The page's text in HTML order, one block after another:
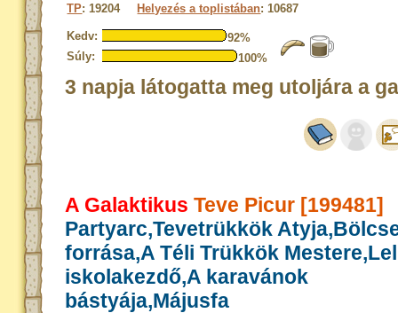
TP: 19204 Helyezés a toplistában: 10687
Kedv:
92%
Súly:
100%
3 napja látogatta meg utoljára a
A Galaktikus Teve Picur [199481]
Partyarc,Tevetrükkök
forrása,A Téli Trükkök
iskolakezdő,A karavánok
bástyája,Májusfa